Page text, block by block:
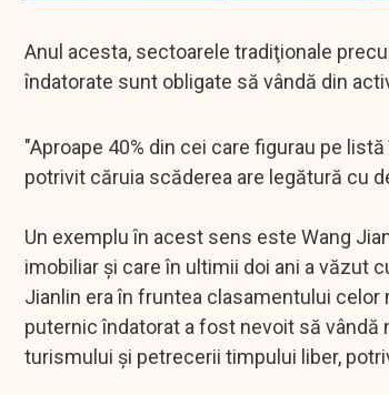
Anul acesta, sectoarele tradiţionale
îndatorate sunt obligate să vândă din
"Aproape 40% din cei care figurau pe
potrivit căruia scăderea are legătură cu
Un exemplu în acest sens este Wang
imobiliar şi care în ultimii doi ani a văzut
Jianlin era în fruntea clasamentului celor
puternic îndatorat a fost nevoit să vândă
turismului şi petrecerii timpului liber,